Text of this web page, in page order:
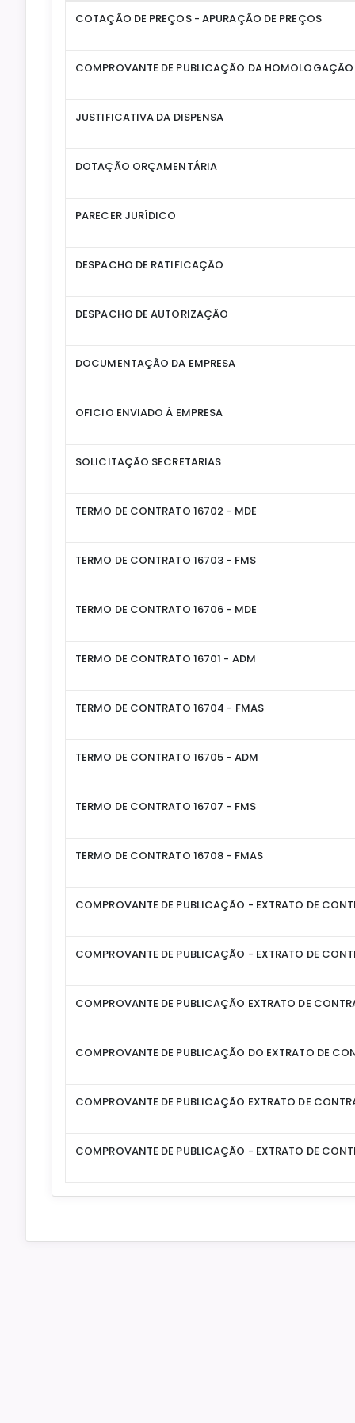
COTAÇÃO DE PREÇOS - APURAÇÃO DE PREÇOS
COMPROVANTE DE PUBLICAÇÃO DA HOMOLOGAÇÃO
JUSTIFICATIVA DA DISPENSA
DOTAÇÃO ORÇAMENTÁRIA
PARECER JURÍDICO
DESPACHO DE RATIFICAÇÃO
DESPACHO DE AUTORIZAÇÃO
DOCUMENTAÇÃO DA EMPRESA
OFICIO ENVIADO À EMPRESA
SOLICITAÇÃO SECRETARIAS
TERMO DE CONTRATO 16702 - MDE
TERMO DE CONTRATO 16703 - FMS
TERMO DE CONTRATO 16706 - MDE
TERMO DE CONTRATO 16701 - ADM
TERMO DE CONTRATO 16704 - FMAS
TERMO DE CONTRATO 16705 - ADM
TERMO DE CONTRATO 16707 - FMS
TERMO DE CONTRATO 16708 - FMAS
COMPROVANTE DE PUBLICAÇÃO - EXTRATO DE
COMPROVANTE DE PUBLICAÇÃO - EXTRATO DE
COMPROVANTE DE PUBLICAÇÃO EXTRATO DE
COMPROVANTE DE PUBLICAÇÃO DO EXTRATO DE
COMPROVANTE DE PUBLICAÇÃO EXTRATO DE
COMPROVANTE DE PUBLICAÇÃO - EXTRATO DE